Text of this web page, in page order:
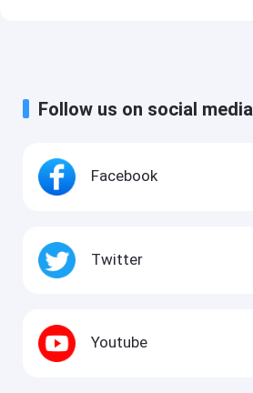
Follow us on social media
Facebook
Twitter
Youtube